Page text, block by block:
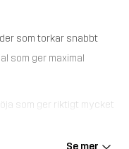
som torkar snabbt
som ger maximal
som ger riktigt mycket